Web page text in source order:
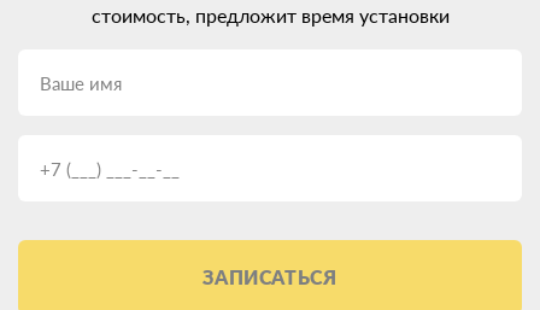
стоимость, предложит время установки
ЗАПИСАТЬСЯ